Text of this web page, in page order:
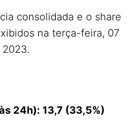
consolidada e o share
na terça-feira, 07
24h): 13,7 (33,5%)